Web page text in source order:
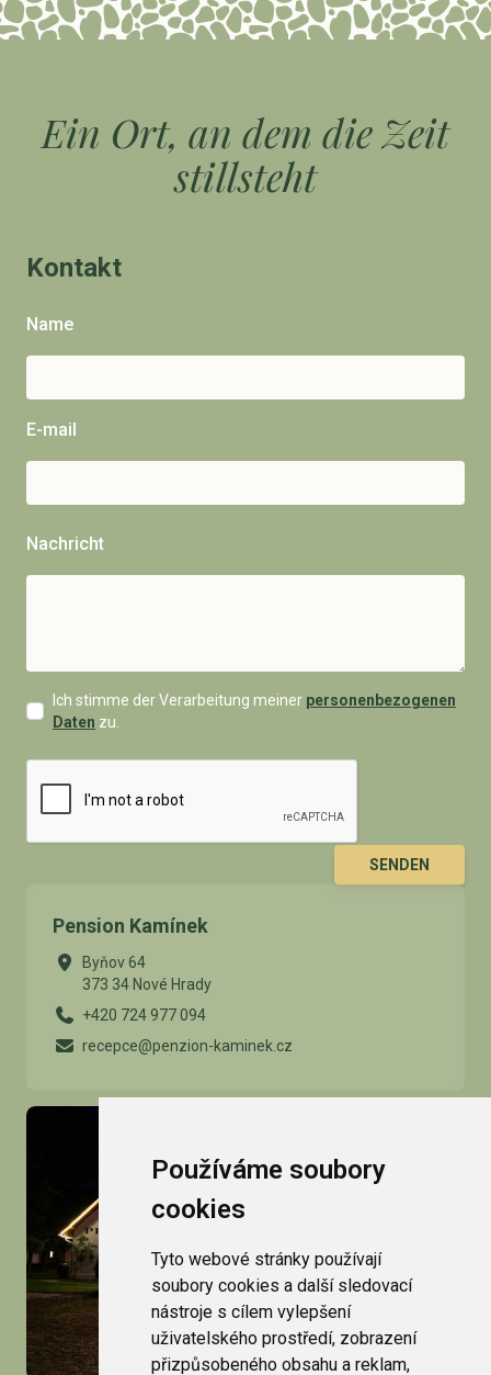
Používáme soubory
cookies
Tyto webové stránky používají
soubory cookies a další sledovací
nástroje s cílem vylepšení
uživatelského prostředí, zobrazení
přizpůsobeného obsahu a reklam,
Ein Ort, an dem die Zeit
stillsteht
Kontakt
Name
E-mail
Nachricht
Ich stimme der Verarbeitung meiner personenbezogenen
Daten zu.
SENDEN
Pension Kamínek
Byňov 64
373 34 Nové Hrady
+420 724 977 094
recepce@penzion-kaminek.cz